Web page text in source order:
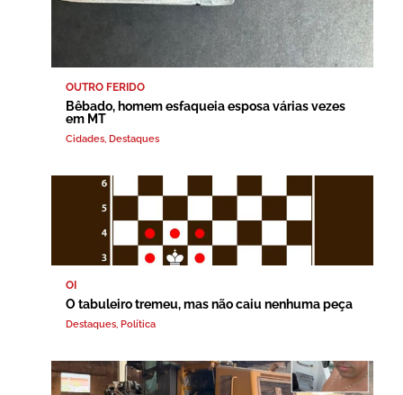
OUTRO FERIDO
Bêbado, homem esfaqueia esposa várias vezes
em MT
Cidades Destaques
OI
O tabuleiro tremeu, mas não caiu nenhuma peça
Destaques Política